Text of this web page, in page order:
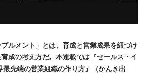
ブルメント」とは、育成と営業成果を紐づけ
成の考え方だ。本連載では『セールス・イ
最先端の営業組織の作り方』（かんき出